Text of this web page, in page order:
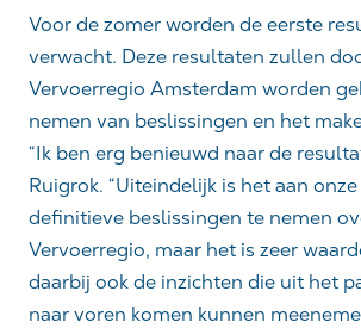
Voor de zomer worden de eerste
verwacht. Deze resultaten zullen
Vervoerregio Amsterdam worden
nemen van beslissingen en het
“Ik ben erg benieuwd naar de
Ruigrok. “Uiteindelijk is het aan
definitieve beslissingen te nemen
Vervoerregio, maar het is zeer
daarbij ook de inzichten die uit het
naar voren komen kunnen